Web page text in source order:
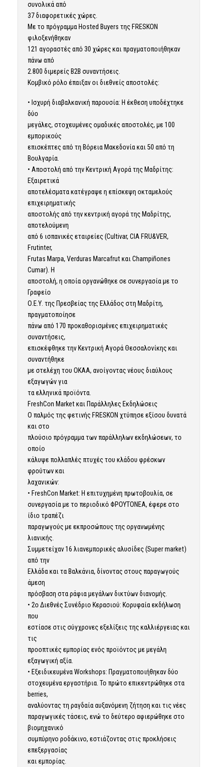
συνολικά από
37 διαφορετικές χώρες.
Με το πρόγραμμα Hosted Buyers της FRESKON
φιλοξενήθηκαν
121 αγοραστές από 30 χώρες και πραγματοποιήθηκαν
πάνω από
2.800 διμερείς B2B συναντήσεις.
Κομβικό ρόλο έπαιξαν οι διεθνείς αποστολές:
• Ισχυρή διαβαλκανική παρουσία: Η έκθεση υποδέχτηκε
δύο
μεγάλες, στοχευμένες ομαδικές αποστολές, με 100
εμπορικούς
επισκέπτες από τη Βόρεια Μακεδονία και 50 από τη
Βουλγαρία.
• Αποστολή από την Κεντρική Αγορά της Μαδρίτης:
Εξαιρετικά
αποτελέσματα κατέγραψε η επίσκεψη οκταμελούς
επιχειρηματικής
αποστολής από την κεντρική αγορά της Μαδρίτης,
αποτελούμενη
από 6 ισπανικές εταιρείες (Cultivar, CIA FRU&VER,
Frutinter,
Frutas Marpa, Verduras Marcafrut και Champiñones
Cumar). Η
αποστολή, η οποία οργανώθηκε σε συνεργασία με το
Γραφείο
Ο.Ε.Υ. της Πρεσβείας της Ελλάδος στη Μαδρίτη,
πραγματοποίησε
πάνω από 170 προκαθορισμένες επιχειρηματικές
συναντήσεις,
επισκέφθηκε την Κεντρική Αγορά Θεσσαλονίκης και
συναντήθηκε
με στελέχη του ΟΚΑΑ, ανοίγοντας νέους διαύλους
εξαγωγών για
τα ελληνικά προϊόντα.
FreshCon Market και Παράλληλες Εκδηλώσεις
Ο παλμός της φετινής FRESKON χτύπησε εξίσου δυνατά
και στο
πλούσιο πρόγραμμα των παράλληλων εκδηλώσεων, το
οποίο
κάλυψε πολλαπλές πτυχές του κλάδου φρέσκων
φρούτων και
λαχανικών:
• FreshCon Market: Η επιτυχημένη πρωτοβουλία, σε
συνεργασία με το περιοδικό ΦΡΟΥΤΟΝΕΑ, έφερε στο
ίδιο τραπέζι
παραγωγούς με εκπροσώπους της οργανωμένης
λιανικής.
Συμμετείχαν 16 λιανεμπορικές αλυσίδες (Super market)
από την
Ελλάδα και τα Βαλκάνια, δίνοντας στους παραγωγούς
άμεση
πρόσβαση στα ράφια μεγάλων δικτύων διανομής.
• 2ο Διεθνές Συνέδριο Κερασιού: Κορυφαία εκδήλωση
που
εστίασε στις σύγχρονες εξελίξεις της καλλιέργειας και
τις
προοπτικές εμπορίας ενός προϊόντος με μεγάλη
εξαγωγική αξία.
• Εξειδικευμένα Workshops: Πραγματοποιήθηκαν δύο
στοχευμένα εργαστήρια. Το πρώτο επικεντρώθηκε στα
berries,
αναλύοντας τη ραγδαία αυξανόμενη ζήτηση και τις νέες
παραγωγικές τάσεις, ενώ το δεύτερο αφιερώθηκε στο
βιομηχανικό
συμπύρηνο ροδάκινο, εστιάζοντας στις προκλήσεις
επεξεργασίας
και εμπορίας.